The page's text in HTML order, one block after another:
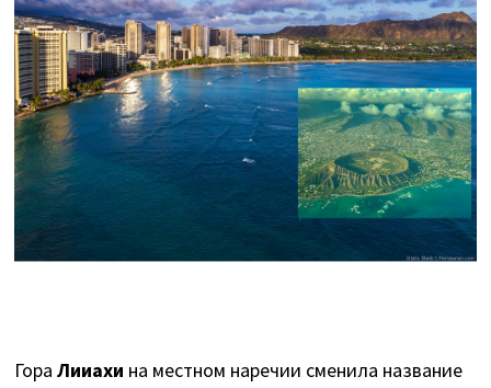
ГораЛииахи на местном наречии сменила название